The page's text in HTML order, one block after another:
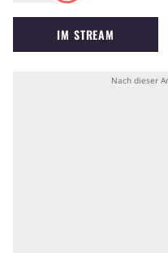
Diebe, die in
eindringen,
neue Ideen
IM STREAM